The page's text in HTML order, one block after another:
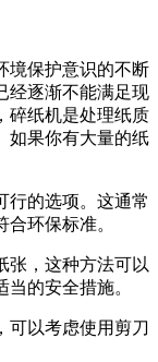
境保护意识的不断
经逐渐不能满足现
碎纸机是处理纸质
如果你有大量的纸
行的选项。这通常
环保标准。
张，这种方法可以
的安全措施。
可以考虑使用剪刀